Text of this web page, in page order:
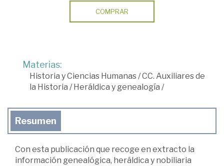
COMPRAR
Materias:
Historia y Ciencias Humanas/CC. Auxiliares de
la Historia /Heráldica y genealogía /
Resumen
Con esta publicación que recoge en extracto la
información genealógica, heráldica y nobiliaria